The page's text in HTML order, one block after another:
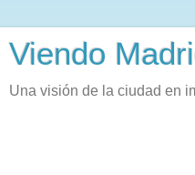
Viendo
Una visión de la ciudad en